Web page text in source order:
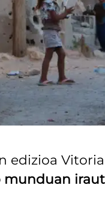
edizioa
munduan